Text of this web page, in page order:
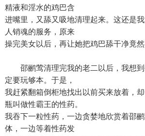
精液和淫水的鸡巴含
进嘴里，又舔又吸地清理起来。这还是
人销魂的服务，原来
操完美女以后，再让她把鸡巴舔干净竟然
邵鹂莺清理完我的老二以后，我想到
定要玩够本。于是，
我赶紧翻箱倒柜地找出以前买来放着，
瓶叫做性霸王的性药。
我吞下一粒性药，一边贪婪地欣赏着邵
体，一边等着性药发